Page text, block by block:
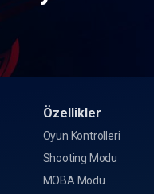
Özellikler
Oyun Kontrolleri
Shooting Modu
MOBA Modu